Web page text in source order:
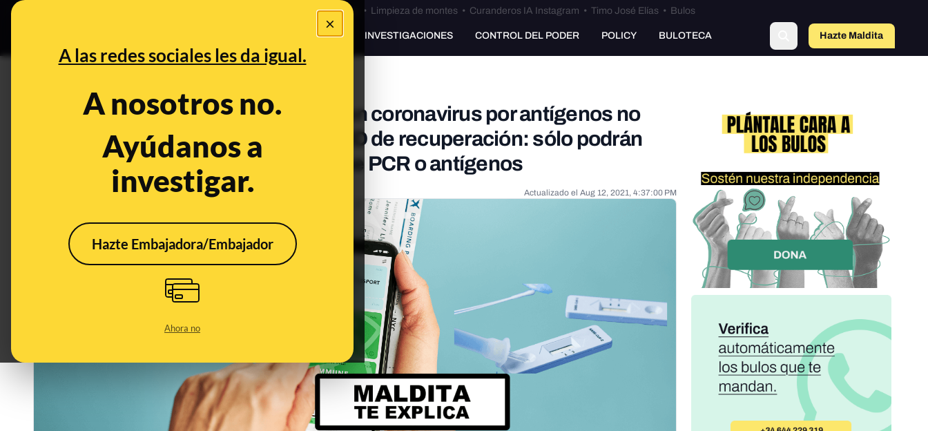
×
A las redes sociales les da igual.
A nosotros no.
Ayúdanos a
investigar.
Hazte Embajadora/Embajador
Ahora no
Bulos Ceuta • Limpieza de montes• Curanderos IA Instagram • Timo José Elías• Bulos
PREBUNKING INVESTIGACIONES CONTROL DEL PODER POLICY BULOTECA Hazte Maldito
Las personas que dieron positivo en coronavirus por antígenos no
podrán obtener el certificado COVID de recuperación: sólo podrán
acceder a uno temporal haciéndose PCR o antígenos
Aug 11, 2021, 6:25:43 PM Actualizado el Aug 12, 2021, 4:37:00 PM